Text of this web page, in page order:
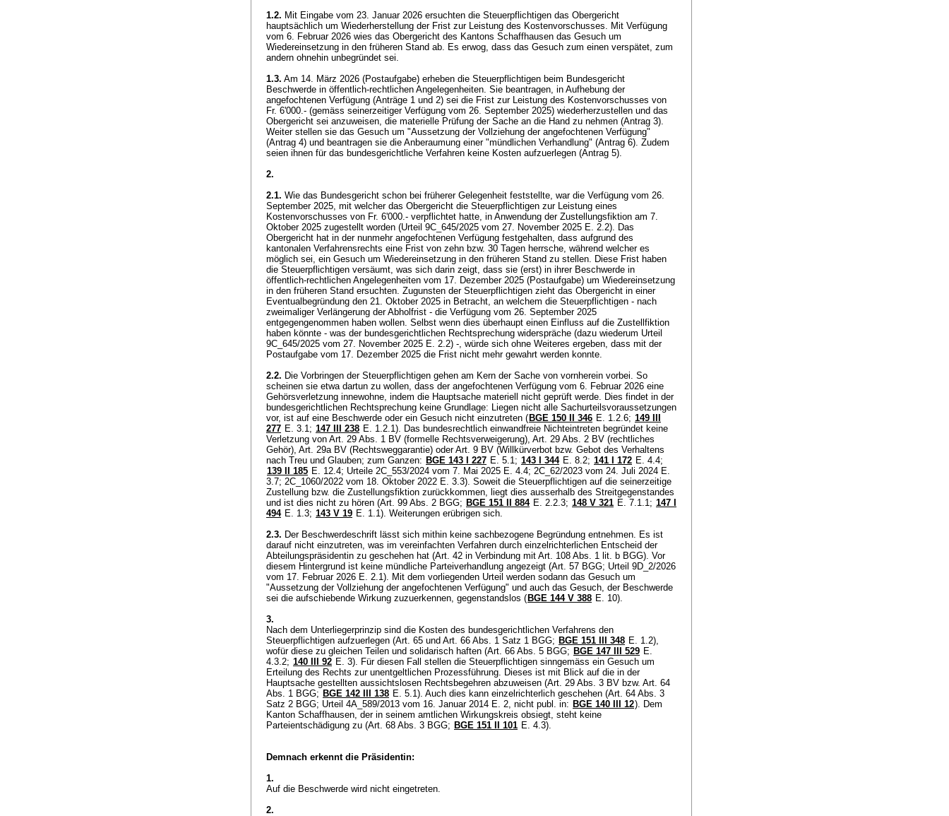
1.2. Mit Eingabe vom 23. Januar 2026 ersuchten die Steuerpflichtigen das Obergericht
hauptsächlich um Wiederherstellung der Frist zur Leistung des Kostenvorschusses. Mit Verfügung
vom 6. Februar 2026 wies das Obergericht des Kantons Schaffhausen das Gesuch um
Wiedereinsetzung in den früheren Stand ab. Es erwog, dass das Gesuch zum einen verspätet, zum
andern ohnehin unbegründet sei.
1.3. Am 14. März 2026 (Postaufgabe) erheben die Steuerpflichtigen beim Bundesgericht
Beschwerde in öffentlich-rechtlichen Angelegenheiten. Sie beantragen, in Aufhebung der
angefochtenen Verfügung (Anträge 1 und 2) sei die Frist zur Leistung des Kostenvorschusses von
Fr. 6'000.- (gemäss seinerzeitiger Verfügung vom 26. September 2025) wiederherzustellen und das
Obergericht sei anzuweisen, die materielle Prüfung der Sache an die Hand zu nehmen (Antrag 3).
Weiter stellen sie das Gesuch um "Aussetzung der Vollziehung der angefochtenen Verfügung"
(Antrag 4) und beantragen sie die Anberaumung einer "mündlichen Verhandlung" (Antrag 6). Zudem
seien ihnen für das bundesgerichtliche Verfahren keine Kosten aufzuerlegen (Antrag 5).
2.
2.1. Wie das Bundesgericht schon bei früherer Gelegenheit feststellte, war die Verfügung vom 26.
September 2025, mit welcher das Obergericht die Steuerpflichtigen zur Leistung eines
Kostenvorschusses von Fr. 6'000.- verpflichtet hatte, in Anwendung der Zustellungsfiktion am 7.
Oktober 2025 zugestellt worden (Urteil 9C_645/2025 vom 27. November 2025 E. 2.2). Das
Obergericht hat in der nunmehr angefochtenen Verfügung festgehalten, dass aufgrund des
kantonalen Verfahrensrechts eine Frist von zehn bzw. 30 Tagen herrsche, während welcher es
möglich sei, ein Gesuch um Wiedereinsetzung in den früheren Stand zu stellen. Diese Frist haben
die Steuerpflichtigen versäumt, was sich darin zeigt, dass sie (erst) in ihrer Beschwerde in
öffentlich-rechtlichen Angelegenheiten vom 17. Dezember 2025 (Postaufgabe) um Wiedereinsetzung
in den früheren Stand ersuchten. Zugunsten der Steuerpflichtigen zieht das Obergericht in einer
Eventualbegründung den 21. Oktober 2025 in Betracht, an welchem die Steuerpflichtigen - nach
zweimaliger Verlängerung der Abholfrist - die Verfügung vom 26. September 2025
entgegengenommen haben wollen. Selbst wenn dies überhaupt einen Einfluss auf die Zustellfiktion
haben könnte - was der bundesgerichtlichen Rechtsprechung widerspräche (dazu wiederum Urteil
9C_645/2025 vom 27. November 2025 E. 2.2) -, würde sich ohne Weiteres ergeben, dass mit der
Postaufgabe vom 17. Dezember 2025 die Frist nicht mehr gewahrt werden konnte.
2.2. Die Vorbringen der Steuerpflichtigen gehen am Kern der Sache von vornherein vorbei. So
scheinen sie etwa dartun zu wollen, dass der angefochtenen Verfügung vom 6. Februar 2026 eine
Gehörsverletzung innewohne, indem die Hauptsache materiell nicht geprüft werde. Dies findet in der
bundesgerichtlichen Rechtsprechung keine Grundlage: Liegen nicht alle Sachurteilsvoraussetzungen
vor, ist auf eine Beschwerde oder ein Gesuch nicht einzutreten ( BGE 150 II 346 E. 1.2.6; 149 III
277 E. 3.1; 147 III 238 E. 1.2.1). Das bundesrechtlich einwandfreie Nichteintreten begründet keine
Verletzung von Art. 29 Abs. 1 BV (formelle Rechtsverweigerung), Art. 29 Abs. 2 BV (rechtliches
Gehör), Art. 29a BV (Rechtsweggarantie) oderArt. 9 BV (Willkürverbot bzw. Gebot des Verhaltens
nach Treu und Glauben; zum Ganzen: BGE 143 I 227 E. 5.1; 143 I 344 E. 8.2; 141 I 172 E. 4.4;
139 II 185 E. 12.4; Urteile 2C_553/2024 vom 7. Mai 2025 E. 4.4; 2C_62/2023 vom 24. Juli 2024 E.
3.7; 2C_1060/2022 vom 18. Oktober 2022 E. 3.3). Soweit die Steuerpflichtigen auf die seinerzeitige
Zustellung bzw. die Zustellungsfiktion zurückkommen, liegt dies ausserhalb des Streitgegenstandes
und ist dies nicht zu hören (Art. 99 Abs. 2 BGG; BGE 151 II 884 E. 2.2.3; 148 V 321 E. 7.1.1; 147 I
494 E. 1.3; 143 V 19 E. 1.1). Weiterungen erübrigen sich.
2.3. Der Beschwerdeschrift lässt sich mithin keine sachbezogene Begründung entnehmen. Es ist
darauf nicht einzutreten, was im vereinfachten Verfahren durch einzelrichterlichen Entscheid der
Abteilungspräsidentin zu geschehen hat (Art. 42 in Verbindung mit Art. 108 Abs. 1 lit. b BGG). Vor
diesem Hintergrund ist keine mündliche Parteiverhandlung angezeigt (Art. 57 BGG; Urteil 9D_2/2026
vom 17. Februar 2026 E. 2.1). Mit dem vorliegenden Urteil werden sodann das Gesuch um
"Aussetzung der Vollziehung der angefochtenen Verfügung" und auch das Gesuch, der Beschwerde
sei die aufschiebende Wirkung zuzuerkennen, gegenstandslos ( BGE 144 V 388 E. 10).
3.
Nach dem Unterliegerprinzip sind die Kosten des bundesgerichtlichen Verfahrens den
Steuerpflichtigen aufzuerlegen (Art. 65 und Art. 66 Abs. 1 Satz 1 BGG; BGE 151 III 348 E. 1.2),
wofür diese zu gleichen Teilen und solidarisch haften (Art. 66 Abs. 5 BGG; BGE 147 III 529 E.
4.3.2; 140 III 92 E. 3). Für diesen Fall stellen die Steuerpflichtigen sinngemäss ein Gesuch um
Erteilung des Rechts zur unentgeltlichen Prozessführung. Dieses ist mit Blick auf die in der
Hauptsache gestellten aussichtslosen Rechtsbegehren abzuweisen (Art. 29 Abs. 3 BV bzw. Art. 64
Abs. 1 BGG; BGE 142 III 138 E. 5.1). Auch dies kann einzelrichterlich geschehen (Art. 64 Abs. 3
Satz 2 BGG; Urteil 4A_589/2013 vom 16. Januar 2014 E. 2, nicht publ. in: BGE 140 III 12). Dem
Kanton Schaffhausen, der in seinem amtlichen Wirkungskreis obsiegt, steht keine
Parteientschädigung zu (Art. 68 Abs. 3 BGG; BGE 151 II 101 E. 4.3).
Demnach erkennt die Präsidentin:
1.
Auf die Beschwerde wird nicht eingetreten.
2.